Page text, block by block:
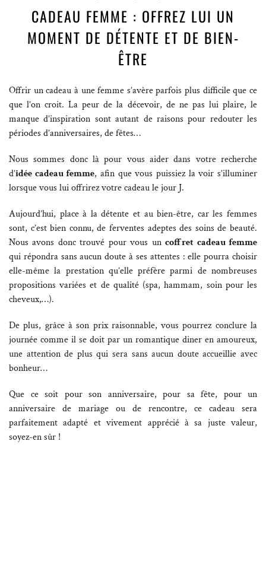
CADEAU FEMME : OFFREZ LUI UN
MOMENT DE DÉTENTE ET DE BIEN-
ÊTRE
Offrir un cadeau à une femme s’avère parfois plus difficile que ce
que l’on croit. La peur de la décevoir, de ne pas lui plaire, le
manque d’inspiration sont autant de raisons pour redouter les
périodes d’anniversaires, de fêtes…
Nous sommes donc là pour vous aider dans votre recherche
d’idée cadeau femme, afin que vous puissiez la voir s’illuminer
lorsque vous lui offrirez votre cadeau le jour J.
Aujourd’hui, place à la détente et au bien-être, car les femmes
sont, c’est bien connu, de ferventes adeptes des soins de beauté.
Nous avons donc trouvé pour vous uncoffret cadeau femme
qui répondra sans aucun doute à ses attentes : elle pourra choisir
elle-même la prestation qu’elle préfère parmi de nombreuses
propositions variées et de qualité (spa, hammam, soin pour les
cheveux,…).
De plus, grâce à son prix raisonnable, vous pourrez conclure la
journée comme il se doit par un romantique diner en amoureux,
une attention de plus qui sera sans aucun doute accueillie avec
bonheur…
Que ce soit pour son anniversaire, pour sa fête, pour un
anniversaire de mariage ou de rencontre, ce cadeau sera
parfaitement adapté et vivement apprécié à sa juste valeur,
soyez-en sûr !